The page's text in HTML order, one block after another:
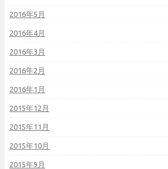
2016年5月
2016年4月
2016年3月
2016年2月
2016年1月
2015年12月
2015年11月
2015年10月
2015年9月